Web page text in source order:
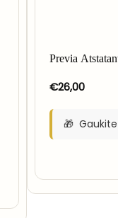
Previa
€26,00
Gaukite